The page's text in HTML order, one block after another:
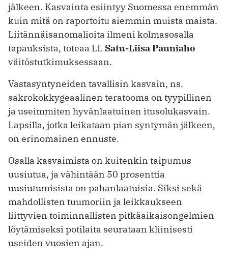
jälkeen. Kasvainta esiintyy Suomessa enemmän
kuin mitä on raportoitu aiemmin muista maista.
Liitännäisanomalioita ilmeni kolmasosalla
tapauksista, toteaa LL Satu-Liisa Pauniaho
väitöstutkimuksessaan.
Vastasyntyneiden tavallisin kasvain, ns.
sakrokokkygeaalinen teratooma on tyypillinen
ja useimmiten hyvänlaatuinen itusolukasvain.
Lapsilla, jotka leikataan pian syntymän jälkeen,
on erinomainen ennuste.
Osalla kasvaimista on kuitenkin taipumus
uusiutua, ja vähintään 50 prosenttia
uusiutumisista on pahanlaatuisia. Siksi sekä
mahdollisten tuumoriin ja leikkaukseen
liittyvien toiminnallisten pitkäaikaisongelmien
löytämiseksi potilaita seurataan kliinisesti
useiden vuosien ajan.